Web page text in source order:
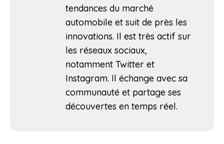
tendances du marché
automobile et suit de près les
innovations. Il est très actif sur
les réseaux sociaux,
notamment Twitter et
Instagram. Il échange avec sa
communauté et partage ses
découvertes en temps réel.